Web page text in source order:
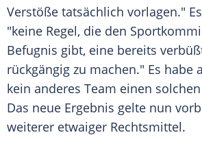
Verstöße tatsächlich vorlagen."
"keine Regel, die den
Befugnis gibt, eine bereits
rückgängig zu machen." Es habe
kein anderes Team einen
Das neue Ergebnis gelte nun
weiterer etwaiger Rechtsmittel.